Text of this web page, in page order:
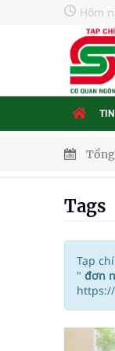
Hôm
Súp
Tags
Tạp
" đơn